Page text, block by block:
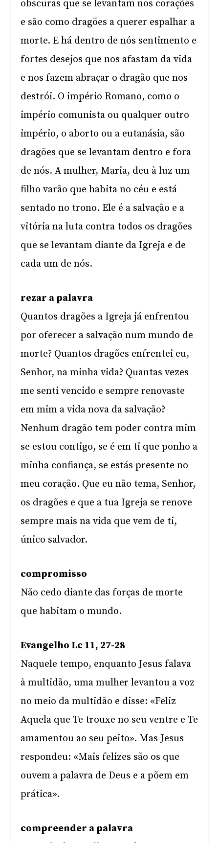
obscuras que se levantam nos corações
e são como dragões a querer espalhar a
morte. E há dentro de nós sentimento e
fortes desejos que nos afastam da vida
e nos fazem abraçar o dragão que nos
destrói. O império Romano, como o
império comunista ou qualquer outro
império, o aborto ou a eutanásia, são
dragões que se levantam dentro e fora
de nós. A mulher, Maria, deu à luz um
filho varão que habita no céu e está
sentado no trono. Ele é a salvação e a
vitória na luta contra todos os dragões
que se levantam diante da Igreja e de
cada um de nós.
rezar a palavra
Quantos dragões a Igreja já enfrentou
por oferecer a salvação num mundo de
morte? Quantos dragões enfrentei eu,
Senhor, na minha vida? Quantas vezes
me senti vencido e sempre renovaste
em mim a vida nova da salvação?
Nenhum dragão tem poder contra mim
se estou contigo, se é em ti que ponho a
minha confiança, se estás presente no
meu coração. Que eu não tema, Senhor,
os dragões e que a tua Igreja se renove
sempre mais na vida que vem de ti,
único salvador.
compromisso
Não cedo diante das forças de morte
que habitam o mundo.
Evangelho Lc 11, 27-28
Naquele tempo, enquanto Jesus falava
à multidão, uma mulher levantou a voz
no meio da multidão e disse: «Feliz
Aquela que Te trouxe no seu ventre e Te
amamentou ao seu peito». Mas Jesus
respondeu: «Mais felizes são os que
ouvem a palavra de Deus e a põem em
prática».
compreender a palavra